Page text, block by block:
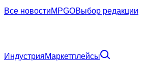
Все новостиMPGOВыбор редакции
ИндустрияМаркетплейсы